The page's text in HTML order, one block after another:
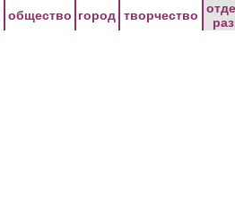
общество город творчество